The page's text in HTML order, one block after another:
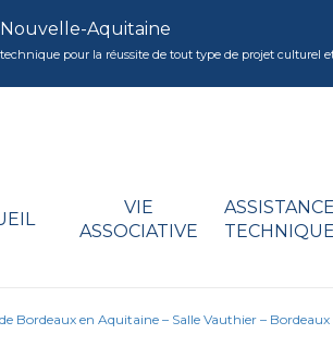
Aquitaine
pour la réussite de tout type de projet culturel
VIE
ASSOCIATIVE
ASSISTANCE
TECHNIQUE
Bordeaux en Aquitaine – Salle Vauthier – Bordeaux